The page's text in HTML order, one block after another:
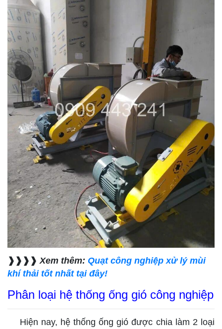
❱❱❱❱ Xem thêm: Quạt công nghiệp xử lý mùi
khí thải tốt nhất tại đây!
Phân loại hệ thống ống gió công nghiệp
Hiện nay, hệ thống ống gió được chia làm 2 loại